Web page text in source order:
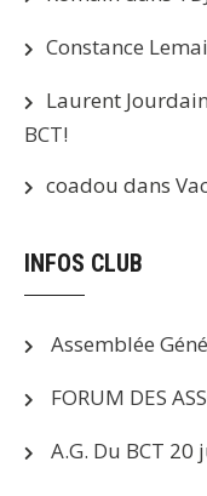
Constance
Laurent Jourdain
BCT!
coadou dans
INFOS CLUB
Assemblée
FORUM DES
A.G. Du BCT 20